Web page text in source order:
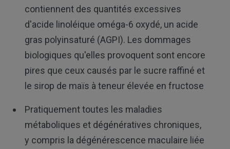
contiennent des quantités excessives
d'acide linoléique oméga-6 oxydé, un acide
gras polyinsaturé (AGPI). Les dommages
biologiques qu'elles provoquent sont encore
pires que ceux causés par le sucre raffiné et
le sirop de maïs à teneur élevée en fructose
Pratiquement toutes les maladies
métaboliques et dégénératives chroniques,
y compris la dégénérescence maculaire liée